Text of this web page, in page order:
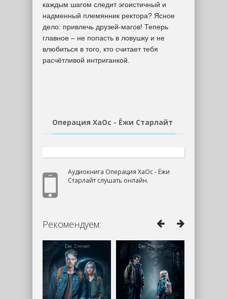
каждым шагом следит эгоистичный и
надменный племянник ректора? Ясное
дело: привлечь друзей-магов! Теперь
главное – не попасть в ловушку и не
влюбиться в того, кто считает тебя
расчётливой интриганкой.
Операция ХаОс - Ёжи Старлайт
Аудиокнига Операция ХаОс - Ёжи
Старлайт слушать онлайн.
Рекомендуем: